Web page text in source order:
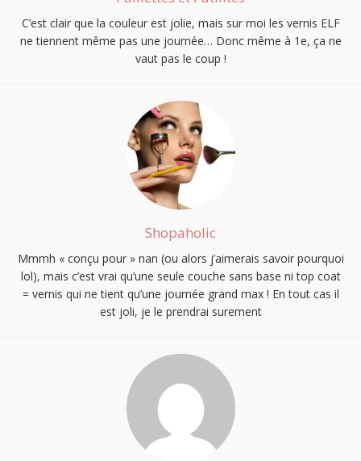
C’est clair que la couleur est jolie, mais sur moi les vernis ELF
ne tiennent même pas une journée… Donc même à 1e, ça ne
vaut pas le coup !
Shopaholic
Mmmh « conçu pour » nan (ou alors j’aimerais savoir pourquoi
lol), mais c’est vrai qu’une seule couche sans base ni top coat
= vernis qui ne tient qu’une journée grand max ! En tout cas il
est joli, je le prendrai surement